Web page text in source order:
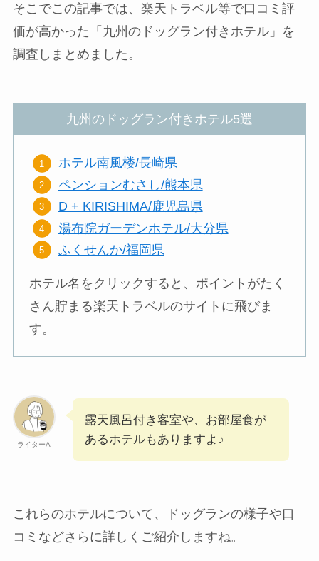
そこでこの記事では、楽天トラベル等で口コミ評
価が高かった「九州のドッグラン付きホテル」を
調査しまとめました。
九州のドッグラン付きホテル5選
ホテル南風楼/長崎県
ペンションむさし/熊本県
D + KIRISHIMA/鹿児島県
湯布院ガーデンホテル/大分県
ふくせんか/福岡県
ホテル名をクリックすると、ポイントがたく
さん貯まる楽天トラベルのサイトに飛びま
す。
ライターA
露天風呂付き客室や、お部屋食が
あるホテルもありますよ♪
これらのホテルについて、ドッグランの様子や口
コミなどさらに詳しくご紹介しますね。